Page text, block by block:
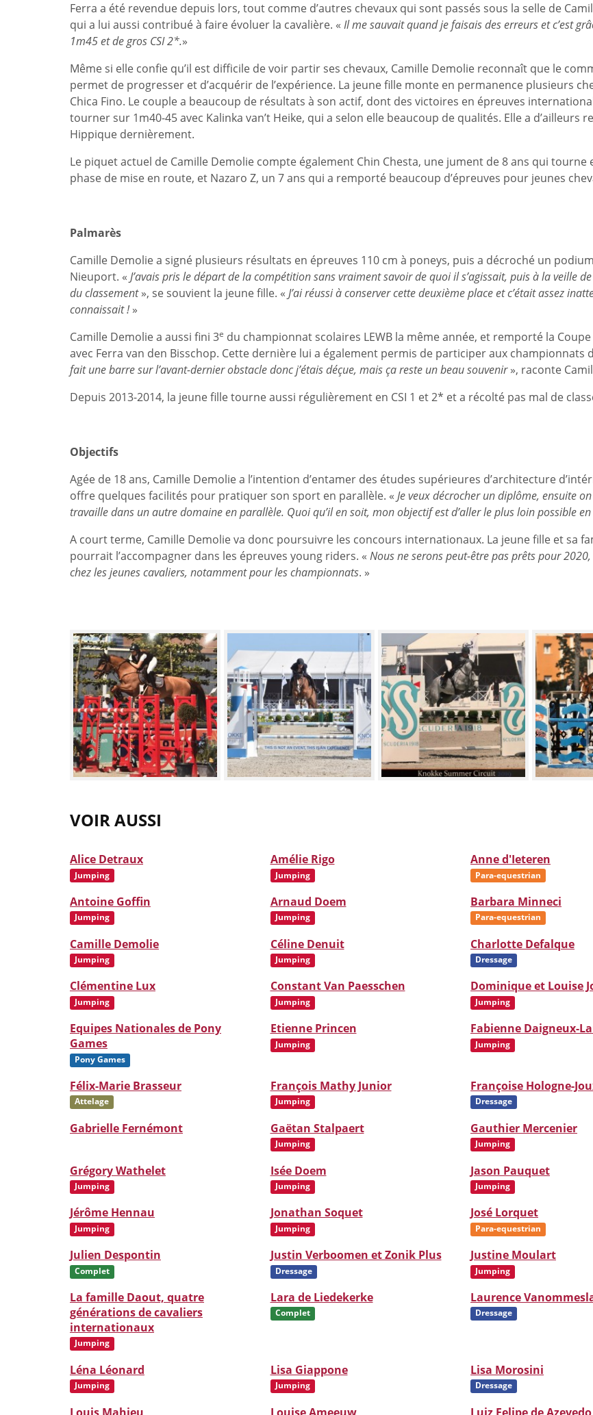
Ferra a été revendue depuis lors, tout comme d’autres chevaux qui sont passés sous la selle de
qui a lui aussi contribué à faire évoluer la cavalière. « Il me sauvait quand je faisais des erreurs et c’est
1m45 et de gros CSI 2*.»
Même si elle confie qu’il est difficile de voir partir ses chevaux, Camille Demolie reconnaît que le
permet de progresser et d’acquérir de l’expérience. La jeune fille monte en permanence plusieurs
Chica Fino. Le couple a beaucoup de résultats à son actif, dont des victoires en épreuves
tourner sur 1m40-45 avec Kalinka van’t Heike, qui a selon elle beaucoup de qualités. Elle a d’ailleurs
Hippique dernièrement.
Le piquet actuel de Camille Demolie compte également Chin Chesta, une jument de 8 ans qui tourne
phase de mise en route, et Nazaro Z, un 7 ans qui a remporté beaucoup d’épreuves pour jeunes
Palmarès
Camille Demolie a signé plusieurs résultats en épreuves 110 cm à poneys, puis a décroché un
Nieuport. « J’avais pris le départ de la compétition sans vraiment savoir de quoi il s’agissait, puis à la veille
du classement», se souvient la jeune fille. « J’ai réussi à conserver cette deuxième place et c’était assez
connaissait !»
Camille Demolie a aussi fini 3e du championnat scolaires LEWB la même année, et remporté la
avec Ferra van den Bisschop. Cette dernière lui a également permis de participer aux championnats
fait une barre sur l’avant-dernier obstacle donc j’étais déçue, mais ça reste un beau souvenir», raconte
Depuis 2013-2014, la jeune fille tourne aussi régulièrement en CSI 1 et 2* et a récolté pas mal de
Objectifs
Agée de 18 ans, Camille Demolie a l’intention d’entamer des études supérieures d’architecture
offre quelques facilités pour pratiquer son sport en parallèle. « Je veux décrocher un diplôme, ensuite
travaille dans un autre domaine en parallèle. Quoi qu’il en soit, mon objectif est d’aller le plus loin possible
A court terme, Camille Demolie va donc poursuivre les concours internationaux. La jeune fille et sa
pourrait l’accompagner dans les épreuves young riders. « Nous ne serons peut-être pas prêts pour
chez les jeunes cavaliers, notamment pour les championnats. »
VOIR AUSSI
Alice Detraux
Jumping
Amélie Rigo
Jumping
Anne d'Ieteren
Para-equestrian
Antoine Goffin
Jumping
Arnaud Doem
Jumping
Barbara Minneci
Para-equestrian
Camille Demolie
Jumping
Céline Denuit
Jumping
Charlotte Defalque
Dressage
Clémentine Lux
Jumping
Constant Van Paesschen
Jumping
Dominique et Louise
Jumping
Equipes Nationales de Pony
Games
Pony Games
Etienne Princen
Jumping
Fabienne Daigneux-
Jumping
Félix-Marie Brasseur
Attelage
François Mathy Junior
Jumping
Françoise Hologne-
Dressage
Gabrielle Fernémont Gaëtan Stalpaert
Jumping
Gauthier Mercenier
Jumping
Grégory Wathelet
Jumping
Isée Doem
Jumping
Jason Pauquet
Jumping
Jérôme Hennau
Jumping
Jonathan Soquet
Jumping
José Lorquet
Para-equestrian
Julien Despontin
Complet
Justin Verboomen et Zonik Plus
Dressage
Justine Moulart
Jumping
La famille Daout, quatre
générations de cavaliers
internationaux
Jumping
Lara de Liedekerke
Complet
Laurence
Dressage
Léna Léonard
Jumping
Lisa Giappone
Jumping
Lisa Morosini
Dressage
Louis Mahieu Louise Ameeuw Luiz Felipe de